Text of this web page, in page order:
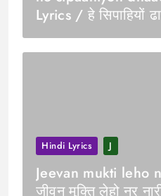
Lyrics / हे सिपाहियों
Hindi Lyrics J
Jeevan mukti leho
जीवन मुक्ति लेहो नर